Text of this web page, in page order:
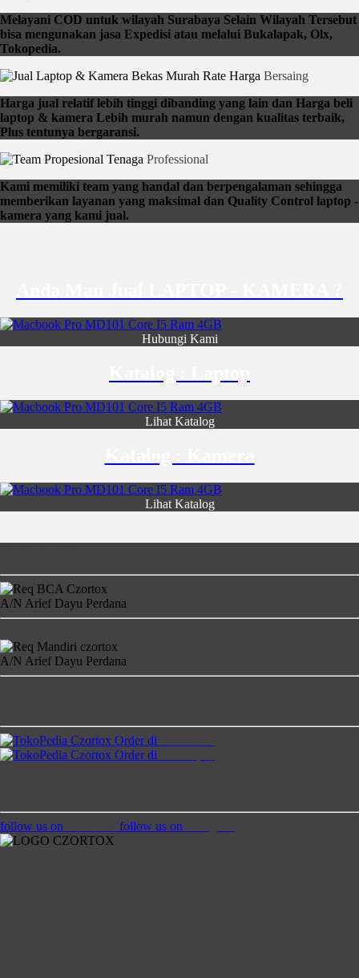
Melayani COD untuk wilayah Surabaya Selain Wilayah Tersebut
bisa mengunakan jasa Expedisi atau melalui Bukalapak, Olx,
Tokopedia.
Rate Harga Bersaing
Harga jual relatif lebih tinggi dibanding yang lain dan Harga beli
laptop & kamera Lebih murah namun dengan kualitas terbaik,
Plus tentunya bergaransi.
Tenaga Professional
Kami memiliki team yang handal dan berpengalaman sehingga
memberikan layanan yang maksimal dan Quality Control laptop -
kamera yang kami jual.
Hubungi Kami
Lihat Katalog
Lihat Katalog
A/N Arief Dayu Perdana
A/N Arief Dayu Perdana
Order di
Order di
follow us on follow us on